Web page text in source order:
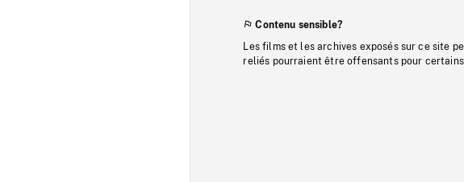
Contenu sensible?
Les films et les archives exposés sur ce site
reliés pourraient être offensants pour certains